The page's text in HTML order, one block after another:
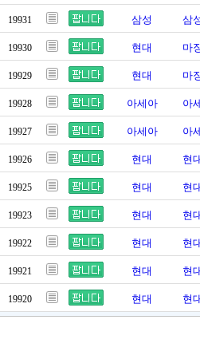
19931 삼성 삼
19930 현대 마
19929 현대 마
19928 아세아 아
19927 아세아 아
19926 현대 현
19925 현대 현
19923 현대 현
19922 현대 현
19921 현대 현
19920 현대 현